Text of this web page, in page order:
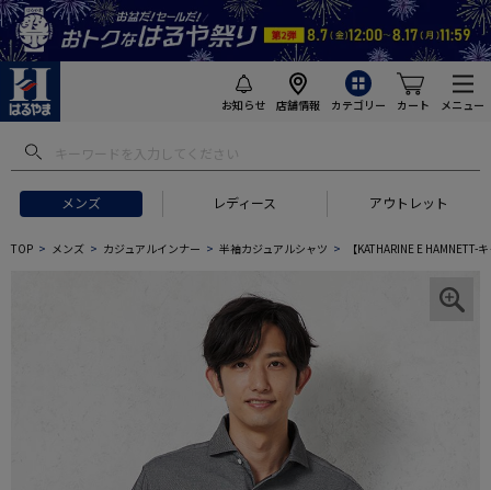
お知らせ 店舗情報 カテゴリー カート メニュー
メンズ レディース アウトレット
TOP メンズ カジュアルインナー 半袖カジュアルシャツ 【KATHARINE E